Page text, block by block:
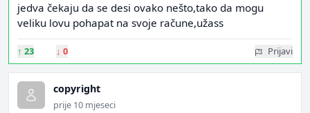
jedva čekaju da se desi ovako nešto,tako da mogu
veliku lovu pohapat na svoje račune,užass
↑ 23 ↓ 0 Prijavi
copyright
prije 10 mjeseci